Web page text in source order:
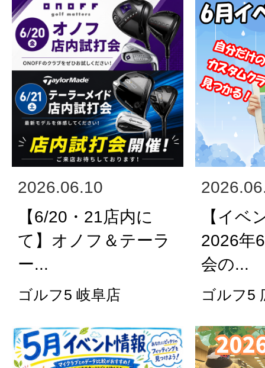
2026.06.10
【6/20・21店内に
て】オノフ＆テーラ
ー...
ゴルフ5 岐阜店
【イベ
2026年
会の...
ゴルフ5